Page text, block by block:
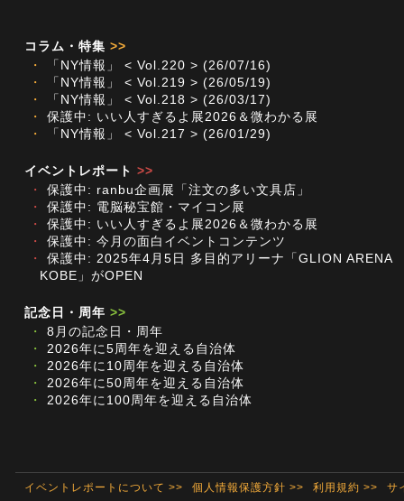
コラム・特集 >>
・
「NY情報」 < Vol.220 > (26/07/16)
・
「NY情報」 < Vol.219 > (26/05/19)
・
「NY情報」 < Vol.218 > (26/03/17)
・
保護中: いい人すぎるよ展2026＆微わかる展
・
「NY情報」 < Vol.217 > (26/01/29)
イベントレポート >>
・
保護中: ranbu企画展「注文の多い文具店」
・
保護中: 電脳秘宝館・マイコン展
・
保護中: いい人すぎるよ展2026＆微わかる展
・
保護中: 今月の面白イベントコンテンツ
・
保護中: 2025年4月5日 多目的アリーナ「GLION ARENA
KOBE」がOPEN
記念日・周年 >>
・
8月の記念日・周年
・
2026年に5周年を迎える自治体
・
2026年に10周年を迎える自治体
・
2026年に50周年を迎える自治体
・
2026年に100周年を迎える自治体
イベントレポートについて >> 個人情報保護方針 >> 利用規約 >> サ